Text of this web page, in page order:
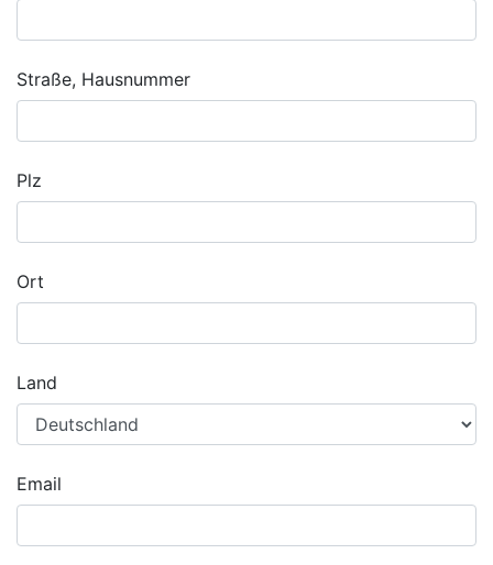
Straße, Hausnummer
Plz
Ort
Land
Email